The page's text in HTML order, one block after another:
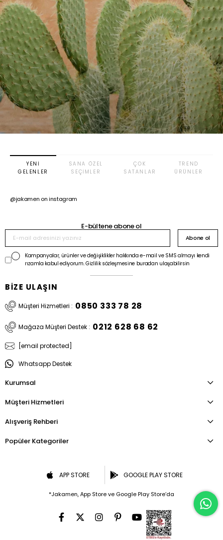
YENI
GELENLER
SANA ÖZEL
SEÇIMLER
ÇOK
SATANLAR
TREND
ÜRÜNLER
@jakamen on instagram
E-bültene abone ol
Abone ol
Kampanyalar, ürünler ve değişiklikler hakkında e-mail ve SMS almayı kendi
rızamla kabul ediyorum. Gizlilik sözleşmesine buradan ulaşabilirsin
BİZE ULAŞIN
Müşteri Hizmetleri : 0850 333 78 28
Mağaza Müşteri Destek : 0212 628 68 62
[email protected]
Whatsapp Destek
Kurumsal
Müşteri Hizmetleri
Alışveriş Rehberi
Popüler Kategoriler
APP STORE GOOGLE PLAY STORE
*Jakamen, App Store ve Google Play Store’da